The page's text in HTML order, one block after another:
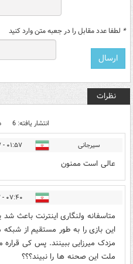
* لطفا عدد مقابل را در جعبه متن وارد کنید
نظرات
انتشار یافته: 6
سیرجانی ۰۱:۵۷ - ۱۴۰۰/۰۸/۱۷
عالی است ممنون
۰۷:۴۰ - ۱۴۰۰/۰۸/۱۷
متاسفانه ولنگاری اینترنت باعث
این بازی را به طور مستقیم از شبکه
مزدک میرزایی ببینند. پس کی
ملت این صحنه ها را نبیند؟؟؟